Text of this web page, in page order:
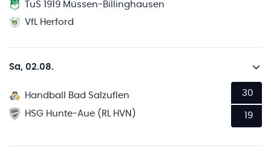
TuS 1919 Müssen-Billinghausen
VfL Herford
Sa, 02.08.
Handball Bad Salzuflen
HSG Hunte-Aue (RL HVN)
30
19